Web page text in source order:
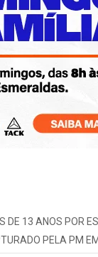
DE 13 ANOS POR
PELA PM